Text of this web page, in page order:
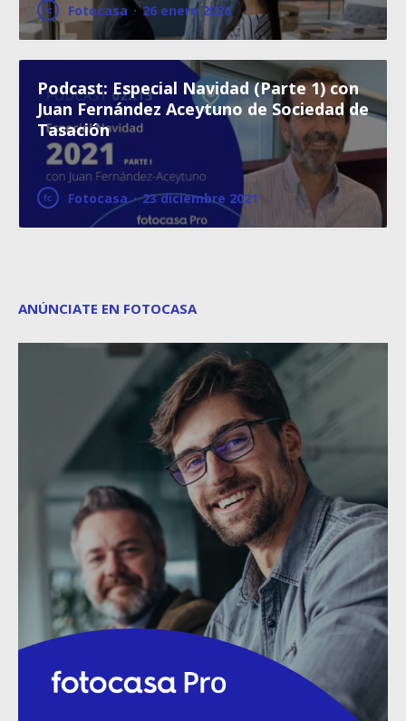
Fotocasa · 26 enero 2026
Podcast: Especial Navidad (Parte 1) con
Juan Fernández Aceytuno de Sociedad de
Tasación
Fotocasa · 23 diciembre 2021
ANÚNCIATE EN FOTOCASA